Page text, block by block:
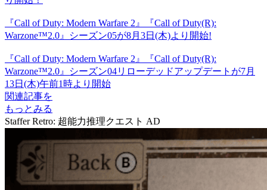
『Call of Duty: Modern Warfare 2』『Call of Duty(R):
Warzone™2.0』シーズン05が8月3日(木)より開始!
『Call of Duty: Modern Warfare 2』『Call of Duty(R):
Warzone™2.0』シーズン04リローデッドアップデートが7月
13日(木)午前1時より開始
関連記事を
もっとみる
Staffer Retro: 超能力推理クエスト AD